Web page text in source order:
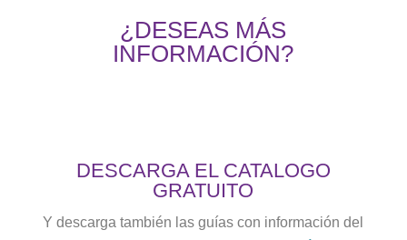
¿DESEAS MÁS
INFORMACIÓN?
DESCARGA EL CATALOGO
GRATUITO
Y descarga también las guías con información del